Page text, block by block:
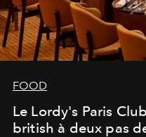
FOOD
Le Lordy's Paris
british à deux pas